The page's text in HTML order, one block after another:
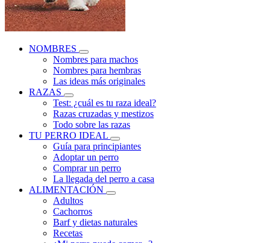
NOMBRES
Nombres para machos
Nombres para hembras
Las ideas más originales
RAZAS
Test: ¿cuál es tu raza ideal?
Razas cruzadas y mestizos
Todo sobre las razas
TU PERRO IDEAL
Guía para principiantes
Adoptar un perro
Comprar un perro
La llegada del perro a casa
ALIMENTACIÓN
Adultos
Cachorros
Barf y dietas naturales
Recetas